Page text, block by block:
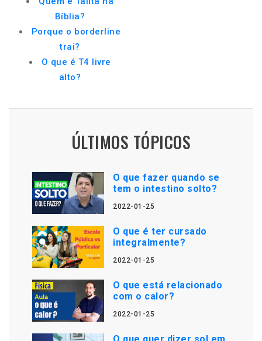
Bíblia?
Porque o borderline
trai?
O que é T4 livre
alto?
ÚLTIMOS TÓPICOS
O que fazer quando se
tem o intestino solto?
2022-01-25
O que é ter cursado
integralmente?
2022-01-25
O que está relacionado
com o calor?
2022-01-25